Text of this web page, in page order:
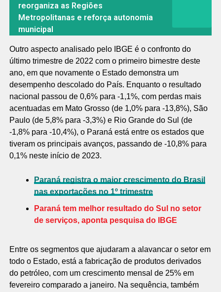
reorganiza as Regiões
Metropolitanas e reforça autonomia
municipal
Outro aspecto analisado pelo IBGE é o confronto do
último trimestre de 2022 com o primeiro bimestre deste
ano, em que novamente o Estado demonstra um
desempenho descolado do País. Enquanto o resultado
nacional passou de 0,6% para -1,1%, com perdas mais
acentuadas em Mato Grosso (de 1,0% para -13,8%), São
Paulo (de 5,8% para -3,3%) e Rio Grande do Sul (de
-1,8% para -10,4%), o Paraná está entre os estados que
tiveram os principais avanços, passando de -10,8% para
0,1% neste início de 2023.
Paraná registra o maior crescimento do Brasil
nas exportações no 1º trimestre
Paraná tem melhor resultado do Sul no setor
de serviços, aponta pesquisa do IBGE
Entre os segmentos que ajudaram a alavancar o setor em
todo o Estado, está a fabricação de produtos derivados
do petróleo, com um crescimento mensal de 25% em
fevereiro comparado a janeiro. Na sequência, também